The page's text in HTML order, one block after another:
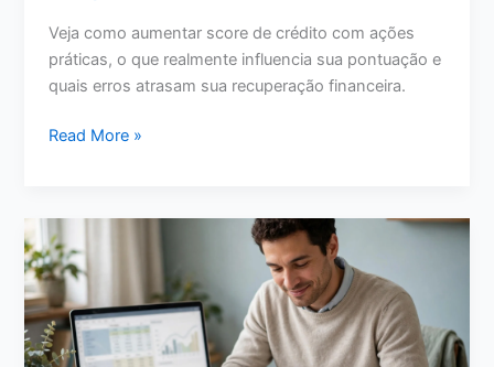
Escolher
em
2026
Veja como aumentar score de crédito com ações
práticas, o que realmente influencia sua pontuação e
quais erros atrasam sua recuperação financeira.
Como
de
Crédito:
11
Ações
Reais
para
Read More »